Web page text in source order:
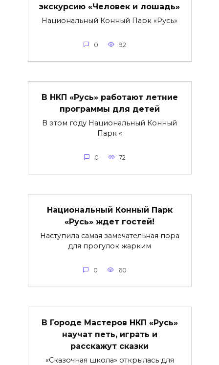
экскурсию «Человек и лошадь»
Национальный Конный Парк «Русь»
0 92
В НКП «Русь» работают летние
программы для детей
В этом году Национальный Конный
Парк «
0 72
Национальный Конный Парк
«Русь» ждет гостей!
Наступила самая замечательная пора
для прогулок жарким
0 60
В Городе Мастеров НКП «Русь»
научат петь, играть и
расскажут сказки
«Сказочная школа» открылась для